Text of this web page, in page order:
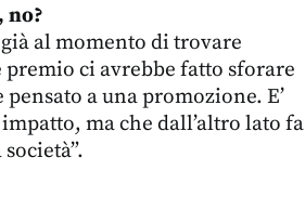
no?
al momento di trovare
premio ci avrebbe fatto sforare
a una promozione. E’
ma che dall’altro lato fa